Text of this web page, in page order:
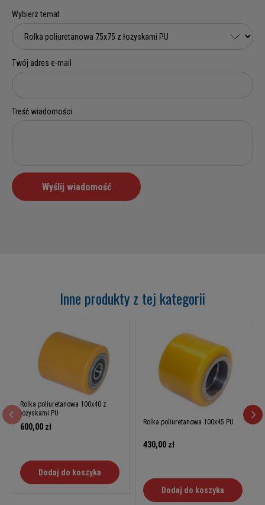
Inne produkty z tej kategorii
Rolka poliuretanowa 100x40 z
łożyskami PU
600,00 zł
Dodaj do koszyka
Rolka poliuretanowa 100x45 PU
430,00 zł
Dodaj do koszyka